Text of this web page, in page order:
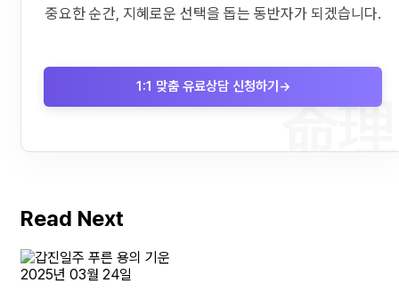
命理
중요한 순간, 지혜로운 선택을 돕는 동반자가 되겠습니다.
1:1 맞춤 유료상담 신청하기 →
Read Next
2025년 03월 24일